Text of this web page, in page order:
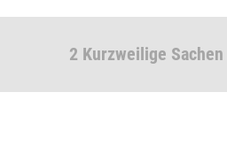
2 Kurzweilige